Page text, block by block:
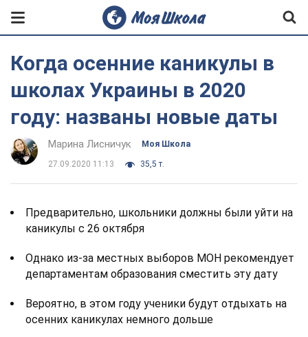
Когда осенние каникулы в
школах Украины в 2020
году: названы новые даты
Марина Лисничук Моя Школа
27.09.2020 11:13 35,5 т.
Предварительно, школьники должны были уйти на
каникулы с 26 октября
Однако из-за местных выборов МОН рекомендует
департаментам образования сместить эту дату
Вероятно, в этом году ученики будут отдыхать на
осенних каникулах немного дольше